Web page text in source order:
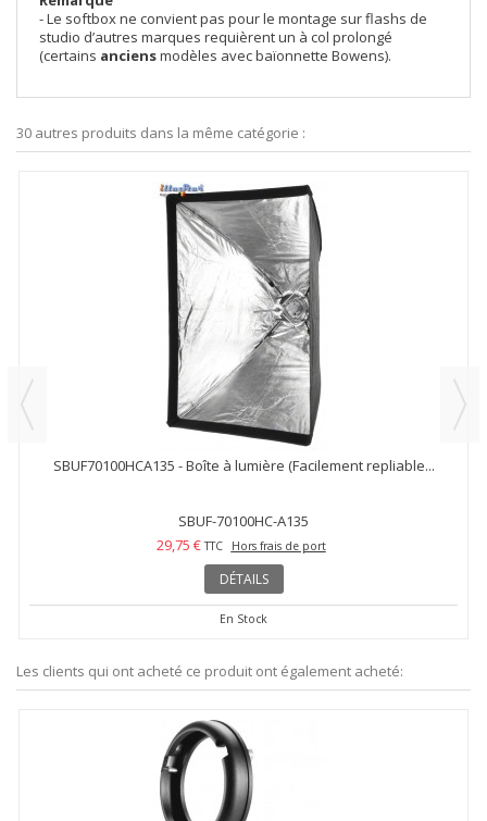
- Le softbox ne convient pas pour le montage sur flashs de
studio d’autres marques requièrent un à col prolongé
(certains anciensmodèles avec baïonnette Bowens).
30 autres produits dans la même catégorie :
SBUF70100HCA135 - Boîte à lumière (Facilement repliable...
SBUF-70100HC-A135
29,75 € TTC Hors frais de port
DÉTAILS
En Stock
Les clients qui ont acheté ce produit ont également acheté: